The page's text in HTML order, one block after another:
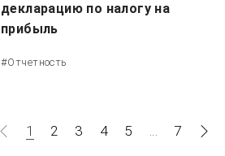
декларацию по налогу на
прибыль
#Отчетность
1 2 3 4 5 ... 7